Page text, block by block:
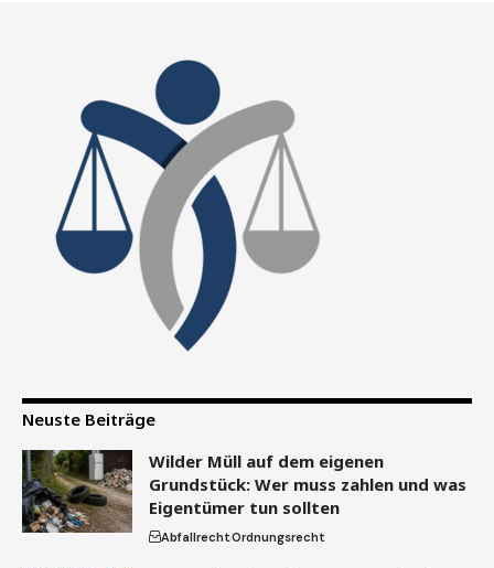
Neuste Beiträge
Wilder Müll auf dem eigenen
Grundstück: Wer muss zahlen und was
Eigentümer tun sollten
AbfallrechtOrdnungsrecht